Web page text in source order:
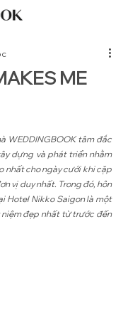
ME
WEDDINGBOOK tâm đắc
dựng và phát triển nhằm
nhất cho ngày cưới khi cặp
vị duy nhất. Trong đó, hôn
Hotel Nikko Saigon là một
niệm đẹp nhất từ trước đến